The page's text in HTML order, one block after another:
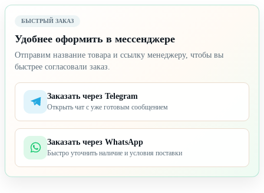
БЫСТРЫЙ ЗАКАЗ
Удобнее оформить в мессенджере
Отправим название товара и ссылку менеджеру, чтобы вы
быстрее согласовали заказ.
Заказать через Telegram
Открыть чат с уже готовым сообщением
Заказать через WhatsApp
Быстро уточнить наличие и условия поставки